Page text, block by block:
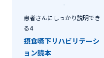
患者さんにしっかり説明でき
る4
摂食嚥下リハビリテーシ
ョン読本